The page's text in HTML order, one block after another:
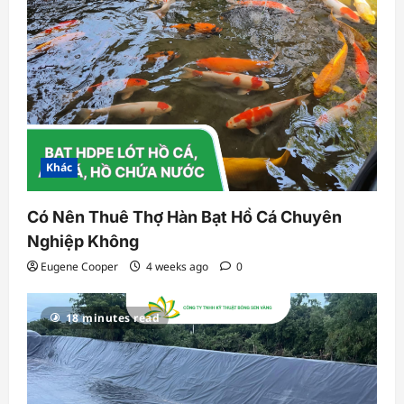
Khác
Có Nên Thuê Thợ Hàn Bạt Hồ Cá Chuyên
Nghiệp Không
Eugene Cooper 4 weeks ago 0
18 minutes read